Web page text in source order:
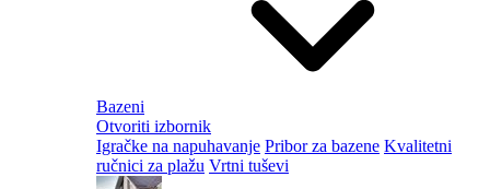
Bazeni
Otvoriti izbornik
Igračke na napuhavanje Pribor za bazene Kvalitetni
ručnici za plažu Vrtni tuševi